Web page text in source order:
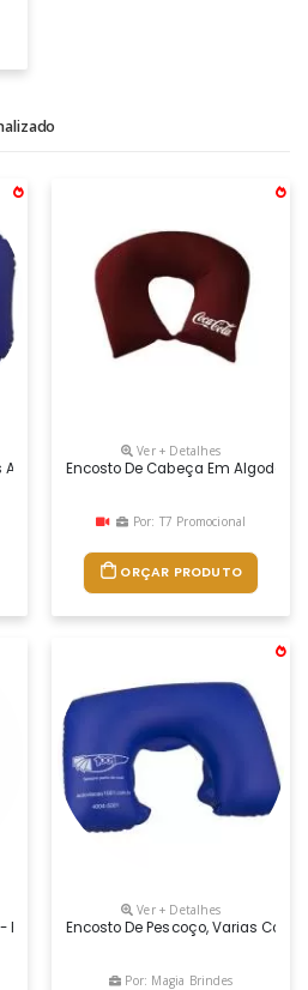
As Cores
Ver + Detalhes
Encosto De Cabeça Em Algodão
Por: T7 Promocional
ORÇAR PRODUTO
Personalizado - Medida: 43x26
Ver + Detalhes
Encosto De Pescoço, Varias
Por: Magia Brindes